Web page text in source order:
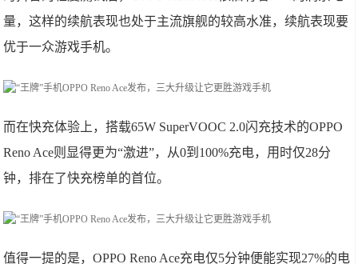
量，这样的续航表现也处于主流旗舰的较高水准，续航表现要
优于一众游戏手机。
而在快充体验上，搭载65W SuperVOOC 2.0闪充技术的OPPO
Reno Ace则显得更为“激进”，从0到100%充电，用时仅28分
钟，排在了快充榜单的首位。
值得一提的是，OPPO Reno Ace充电仅5分钟便能实现27%的电